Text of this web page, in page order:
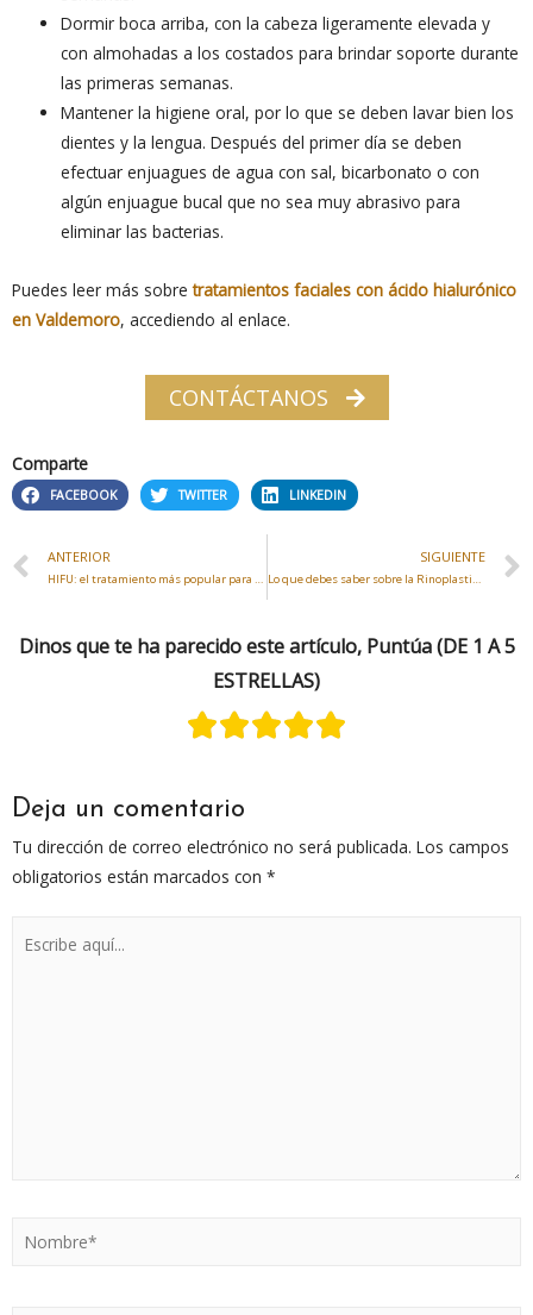
Dormir boca arriba, con la cabeza ligeramente elevada y
con almohadas a los costados para brindar soporte durante
las primeras semanas.
Mantener la higiene oral, por lo que se deben lavar bien los
dientes y la lengua. Después del primer día se deben
efectuar enjuagues de agua con sal, bicarbonato o con
algún enjuague bucal que no sea muy abrasivo para
eliminar las bacterias.
Puedes leer más sobretratamientos faciales con ácido hialurónico
en Valdemoro, accediendo al enlace.
CONTÁCTANOS
Comparte
FACEBOOK TWITTER LINKEDIN
ANTERIOR
HIFU: el tratamiento más popular para combatir el envejecimiento
SIGUIENTE
Lo que debes saber sobre la Rinoplastia en Valdemoro
Dinos que te ha parecido este artículo, Puntúa (DE 1 A 5
ESTRELLAS)
Deja un comentario
Tu dirección de correo electrónico no será publicada. Los campos
obligatorios están marcados con *